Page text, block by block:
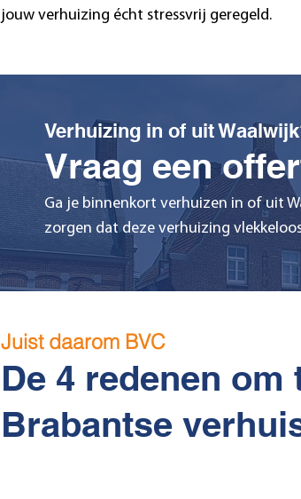
jouw verhuizing écht stressvrij geregeld.
Verhuizing in of uit
Ga je binnenkort verhuizen in of uit
zorgen dat deze verhuizing
Vraag een
Juist daarom BVC
De 4 redenen
Brabantse